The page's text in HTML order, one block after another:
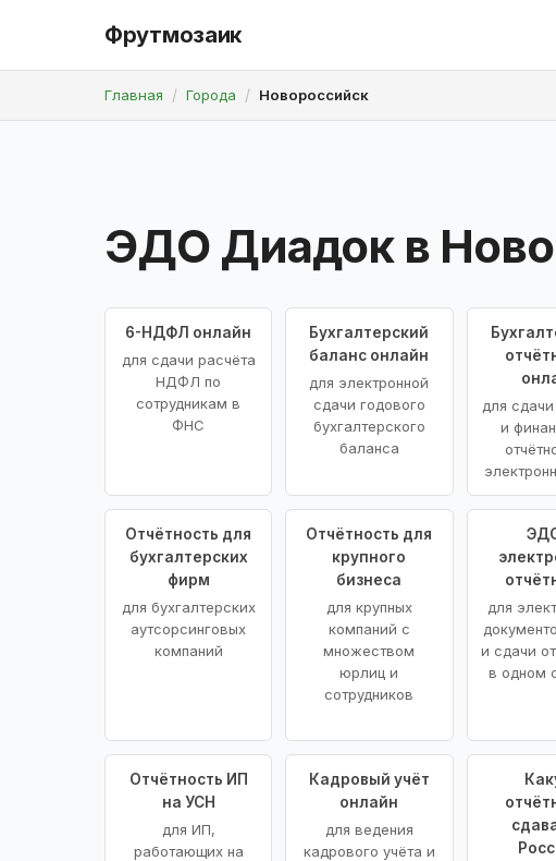
Фрутмозаик
Главная Города Новороссийск
ЭДО Диадок в
6-НДФЛ онлайн
для сдачи расчёта
НДФЛ по
сотрудникам в
ФНС
Бухгалтерский
баланс онлайн
для электронной
сдачи годового
бухгалтерского
баланса
для
и
Отчётность для
бухгалтерских
фирм
для бухгалтерских
аутсорсинговых
компаний
Отчётность для
крупного
бизнеса
для крупных
компаний с
множеством
юрлиц и
сотрудников
для
и сдачи
в одном
Отчётность ИП
на УСН
для ИП,
работающих на
Кадровый учёт
онлайн
для ведения
кадрового учёта и